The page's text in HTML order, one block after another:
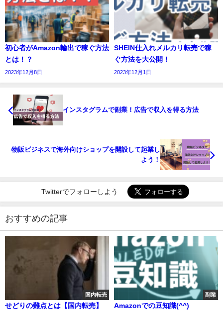
初心者がAmazon輸出で稼ぐ方法
とは！？
2023年12月8日
SHEIN仕入れメルカリ転売で稼
ぐ方法を大公開！
2023年12月1日
インスタグラムで副業！広告で収入を得る方法
物販ビジネスで海外向けショップを開設して起業し
よう！
Twitterでフォローしよう
おすすめの記事
国内転売
せどりの難点とは【国内転売】
副業
Amazonでの豆知識(^^)